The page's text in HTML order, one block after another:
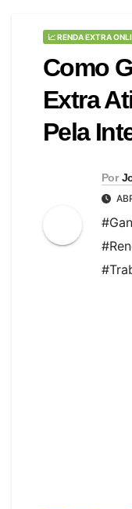
📈 RENDA EXTRA
Como
Extra
Pela
Por